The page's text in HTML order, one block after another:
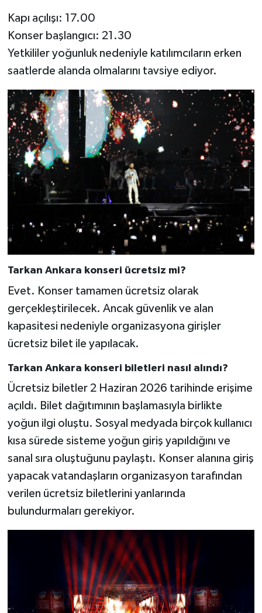
Kapı açılışı: 17.00
Konser başlangıcı: 21.30
Yetkililer yoğunluk nedeniyle katılımcıların erken
saatlerde alanda olmalarını tavsiye ediyor.
Tarkan Ankara konseri ücretsiz mi?
Evet. Konser tamamen ücretsiz olarak
gerçekleştirilecek. Ancak güvenlik ve alan
kapasitesi nedeniyle organizasyona girişler
ücretsiz bilet ile yapılacak.
Tarkan Ankara konseri biletleri nasıl alındı?
Ücretsiz biletler 2 Haziran 2026 tarihinde erişime
açıldı. Bilet dağıtımının başlamasıyla birlikte
yoğun ilgi oluştu. Sosyal medyada birçok kullanıcı
kısa sürede sisteme yoğun giriş yapıldığını ve
sanal sıra oluştuğunu paylaştı. Konser alanına giriş
yapacak vatandaşların organizasyon tarafından
verilen ücretsiz biletlerini yanlarında
bulundurmaları gerekiyor.